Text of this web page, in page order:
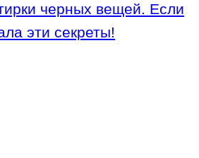
черных вещей. Если
эти секреты!